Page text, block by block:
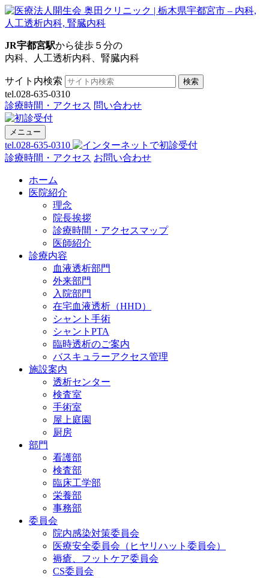
JR宇都宮駅から徒歩５分の
内科、人工透析内科、腎臓内科
サイト内検索 検索
tel.028-635-0310
診療時間・アクセス 問い合わせ
メニュー
tel.028-635-0310
診療時間・アクセス お問い合わせ
ホーム
医院紹介
理念
院長挨拶
診療時間・アクセスマップ
医師紹介
診療内容
血液透析部門
外来部門
入院部門
在宅血液透析（HHD）
シャント手術
シャントPTA
臨時透析のご案内
バスキュラーアクセス管理
施設案内
透析センター
検査室
手術室
屋上庭園
厨房
部門
看護部
検査部
臨床工学部
栄養部
事務部
委員会
院内感染対策委員会
医療安全委員会（ヒヤリハット委員会）
褥瘡、フットケア委員会
CS委員会